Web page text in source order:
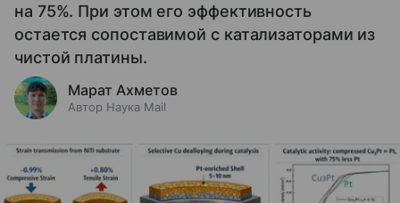
на 75%. При этом его эффективность
остается сопоставимой с катализаторами из
чистой платины.
Марат Ахметов
Автор Наука Mail